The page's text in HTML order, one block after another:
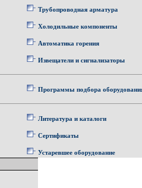
Трубопроводная арматура
Холодильные компоненты
Автоматика горения
Извещатели и сигнализаторы
Программы подбора
Литература и каталоги
Сертификаты
Устаревшее оборудование